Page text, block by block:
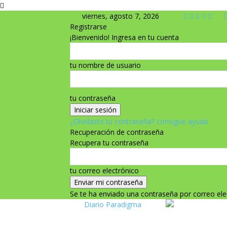
viernes, agosto 7, 2026
Registrarse
¡Bienvenido! Ingresa en tu cuenta
tu nombre de usuario
tu contraseña
¿Olvidaste tu contraseña? consigue ayuda
Recuperación de contraseña
Recupera tu contraseña
tu correo electrónico
Se te ha enviado una contraseña por correo
Diario Paradigma